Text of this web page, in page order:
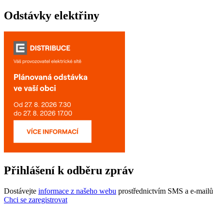
Odstávky elektřiny
Přihlášení k odběru zpráv
Dostávejte informace z našeho webu prostřednictvím SMS a e-mailů
Chci se zaregistrovat